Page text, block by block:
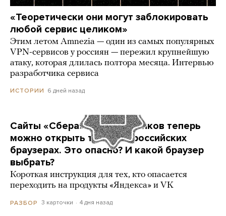
«Теоретически они могут заблокировать
любой сервис целиком»
Этим летом Amnezia — один из самых популярных
VPN-сервисов у россиян — пережил крупнейшую
атаку, которая длилась полтора месяца. Интервью
разработчика сервиса
ИСТОРИИ 6 дней назад
Сайты «Сбера» и других банков теперь
можно открыть только в российских
браузерах. Это опасно? И какой браузер
выбрать?
Короткая инструкция для тех, кто опасается
переходить на продукты «Яндекса» и VK
РАЗБОР 3 карточки 4 дня назад